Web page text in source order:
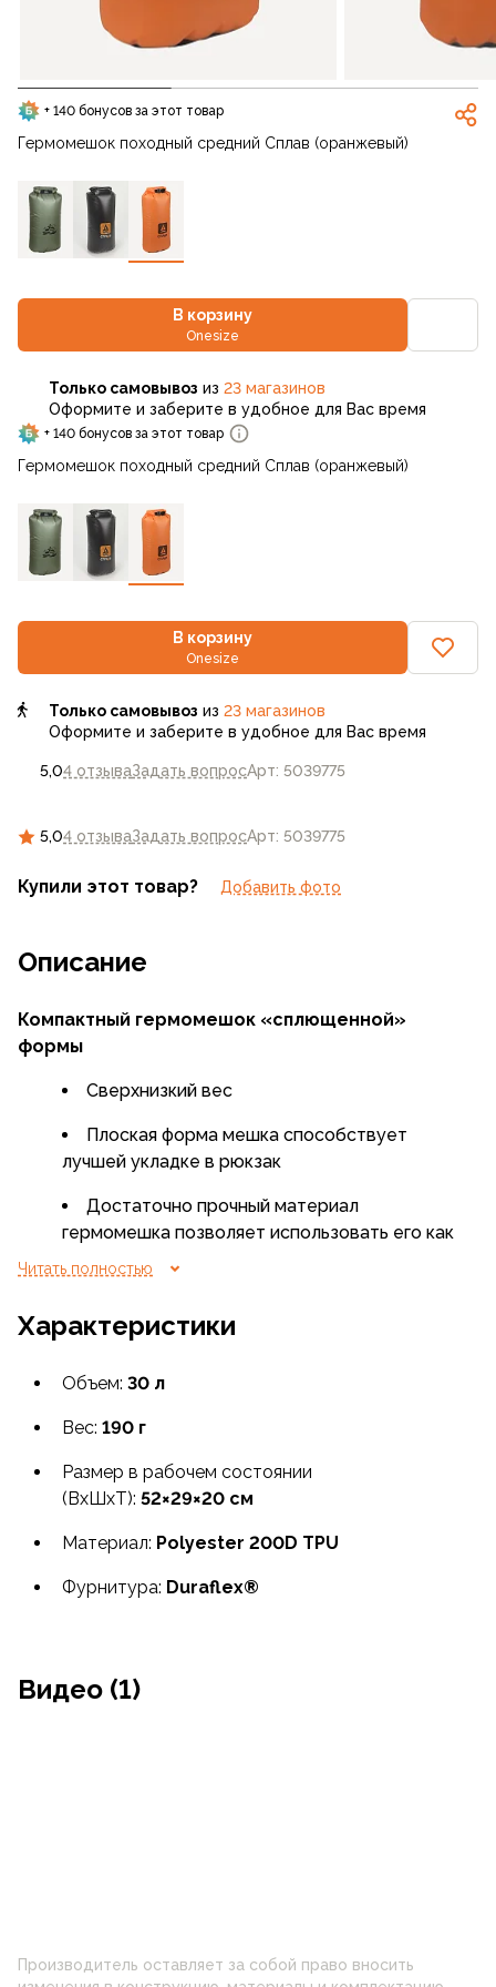
+ 140 бонусов за этот товар
Гермомешок походный средний Сплав (оранжевый)
В корзину
Onesize
5,04 отзываЗадать вопросАрт: 5039775
Только самовывоз из 23 магазинов
Оформите и заберите в удобное для Вас время
+ 140 бонусов за этот товар
Гермомешок походный средний Сплав (оранжевый)
В корзину
Onesize
5,04 отзываЗадать вопросАрт: 5039775
Только самовывоз из 23 магазинов
Оформите и заберите в удобное для Вас время
Купили этот товар? Добавить фото
Описание
Компактный гермомешок «сплющенной»
формы
Сверхнизкий вес
Плоская форма мешка способствует
лучшей укладке в рюкзак
Достаточно прочный материал
гермомешка позволяет использовать его как
Читать полностью
Видео (1)
Характеристики
Объем: 30 л
Вес: 190 г
Размер в рабочем состоянии
(ВxШxТ): 52×29×20 см
Материал: Polyester 200D TPU
Фурнитура: Duraflex®
Производитель оставляет за собой право вносить